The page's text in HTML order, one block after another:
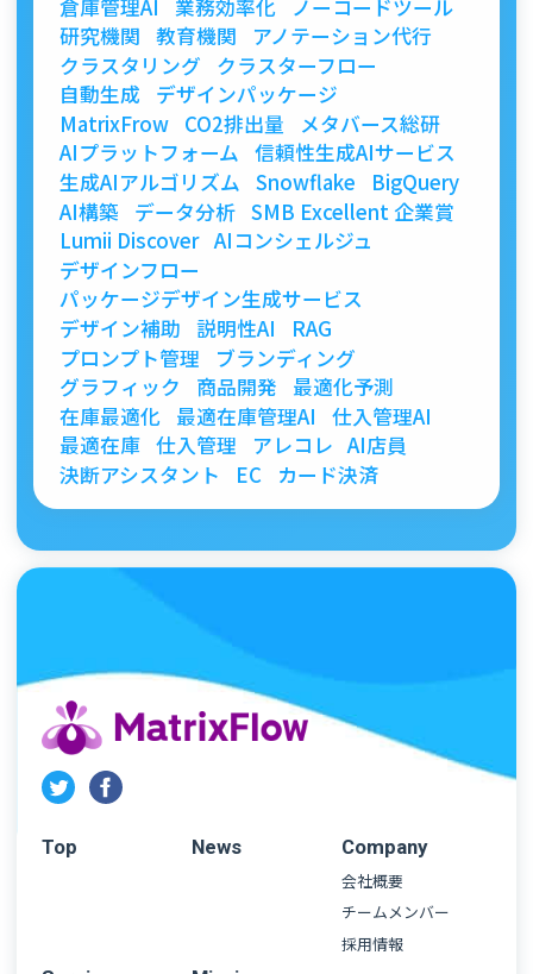
倉庫管理AI
業務効率化
ノーコードツール
研究機関 教育機関
アノテーション代行
クラスタリング
クラスターフロー
自動生成
デザインパッケージ
MatrixFrow CO2排出量
メタバース総研
AIプラットフォーム 信頼性生成AIサービス
生成AIアルゴリズム Snowflake
BigQuery
AI構築
データ分析 SMB Excellent 企業賞
Lumii Discover AIコンシェルジュ
デザインフロー
パッケージデザイン生成サービス
デザイン補助 説明性AI
RAG
プロンプト管理
ブランディング
グラフィック
商品開発
最適化予測
在庫最適化 最適在庫管理AI
仕入管理AI
最適在庫 仕入管理 アレコレ AI店員
決断アシスタント
EC カード決済
Top News
Company
会社概要
チームメンバー
採用情報